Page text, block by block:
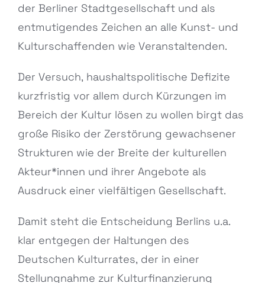
der Berliner Stadtgesellschaft und als
entmutigendes Zeichen an alle Kunst- und
Kulturschaffenden wie Veranstaltenden.
Der Versuch, haushaltspolitische Defizite
kurzfristig vor allem durch Kürzungen im
Bereich der Kultur lösen zu wollen birgt das
große Risiko der Zerstörung gewachsener
Strukturen wie der Breite der kulturellen
Akteur*innen und ihrer Angebote als
Ausdruck einer vielfältigen Gesellschaft.
Damit steht die Entscheidung Berlins u.a.
klar entgegen der Haltungen des
Deutschen Kulturrates, der in einer
Stellungnahme zur Kulturfinanzierung